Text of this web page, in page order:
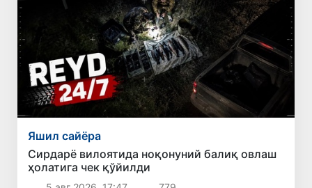
Яшил сайёра
Сирдарё вилоятида ноқонуний балиқ овлаш
ҳолатига чек қўйилди